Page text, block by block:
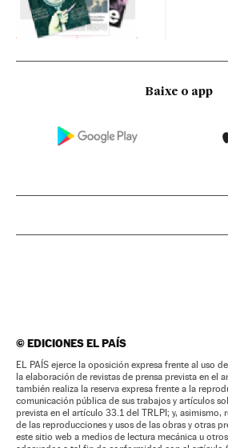
Baixe o app
©EDICIONES EL PAÍS
EL PAÍS ejerce la oposición expresa frente al uso
la elaboración de revistas de prensa prevista en el
también realiza la reserva expresa frente a la
comunicación pública de sus trabajos y artículos
prevista en el artículo 33.1 del TRLPI; y, asimismo,
de las reproducciones y usos de las obras y otras
este sitio web a medios de lectura mecánica u